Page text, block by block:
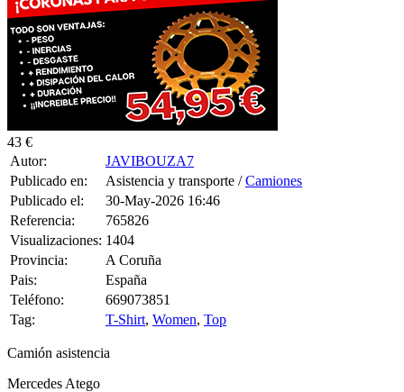
43 €
Autor:
JAVIBOUZA7
Publicado en:
Asistencia y transporte /Camiones
Publicado el:
30-May-2026 16:46
Referencia:
765826
Visualizaciones: 1404
Provincia:
A Coruña
Pais:
España
Teléfono:
669073851
Tag:
T-Shirt, Women, Top
Camión asistencia
Mercedes Atego